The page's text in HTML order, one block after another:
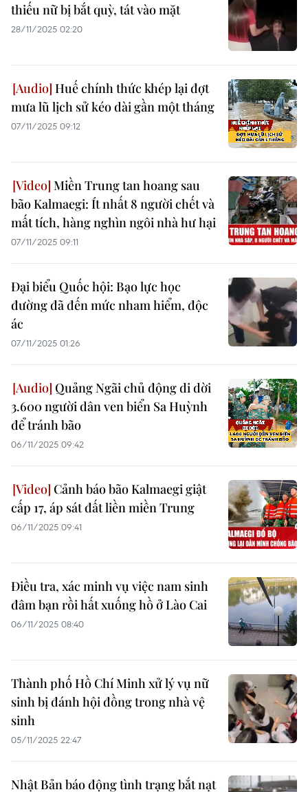
thiếu nữ bị bắt quỳ, tát vào mặt
28/11/2025 02:20
Huế chính thức khép lại đợt
mưa lũ lịch sử kéo dài gần một tháng
07/11/2025 09:12
Miền Trung tan hoang sau
bão Kalmaegi: Ít nhất 8 người chết và
mất tích, hàng nghìn ngôi nhà hư hại
07/11/2025 09:11
Đại biểu Quốc hội: Bạo lực học
đường đã đến mức nham hiểm, độc
ác
07/11/2025 01:26
Quảng Ngãi chủ động di dời
3.600 người dân ven biển Sa Huỳnh
để tránh bão
06/11/2025 09:42
Cảnh báo bão Kalmaegi giật
cấp 17, áp sát đất liền miền Trung
06/11/2025 09:41
Điều tra, xác minh vụ việc nam sinh
đâm bạn rồi hất xuống hồ ở Lào Cai
06/11/2025 08:40
Thành phố Hồ Chí Minh xử lý vụ nữ
sinh bị đánh hội đồng trong nhà vệ
sinh
05/11/2025 22:47
Nhật Bản báo động tình trạng bắt nạt